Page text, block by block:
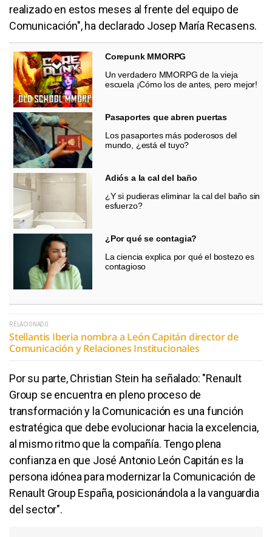
realizado en estos meses al frente del equipo de
Comunicación", ha declarado Josep María Recasens.
Corepunk MMORPG
Un verdadero MMORPG de la vieja
escuela ¡Cómo los de antes, pero mejor!
Pasaportes que abren puertas
Los pasaportes más poderosos del
mundo, ¿está el tuyo?
Adiós a la cal del baño
¿Y si pudieras eliminar la cal del baño sin
esfuerzo?
¿Por qué se contagia?
La ciencia explica por qué el bostezo es
contagioso
RELACIONADO
Stellantis Iberia nombra a León Capitán director de
Comunicación y Relaciones Institucionales
Por su parte, Christian Stein ha señalado: "Renault
Group se encuentra en pleno proceso de
transformación y la Comunicación es una función
estratégica que debe evolucionar hacia la excelencia,
al mismo ritmo que la compañía. Tengo plena
confianza en que José Antonio León Capitán es la
persona idónea para modernizar la Comunicación de
Renault Group España, posicionándola a la vanguardia
del sector".